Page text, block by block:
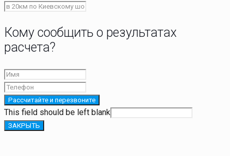
Кому сообщить о результатах
расчета?
Рассчитайте и перезвоните
This field should be left blank
ЗАКРЫТЬ